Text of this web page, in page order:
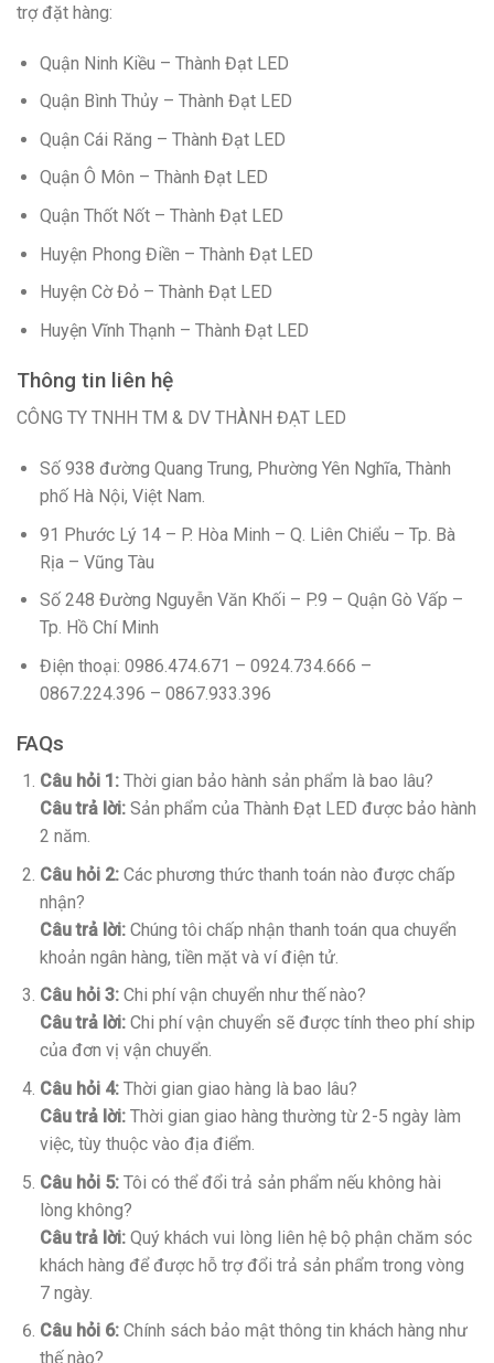
trợ đặt hàng:
Quận Ninh Kiều – Thành Đạt LED
Quận Bình Thủy – Thành Đạt LED
Quận Cái Răng – Thành Đạt LED
Quận Ô Môn – Thành Đạt LED
Quận Thốt Nốt – Thành Đạt LED
Huyện Phong Điền – Thành Đạt LED
Huyện Cờ Đỏ – Thành Đạt LED
Huyện Vĩnh Thạnh – Thành Đạt LED
Thông tin liên hệ
CÔNG TY TNHH TM & DV THÀNH ĐẠT LED
Số 938 đường Quang Trung, Phường Yên Nghĩa, Thành
phố Hà Nội, Việt Nam.
91 Phước Lý 14 – P. Hòa Minh – Q. Liên Chiểu – Tp. Bà
Rịa – Vũng Tàu
Số 248 Đường Nguyễn Văn Khối – P.9 – Quận Gò Vấp –
Tp. Hồ Chí Minh
Điện thoại: 0986.474.671 – 0924.734.666 –
0867.224.396 – 0867.933.396
FAQs
Câu hỏi 1:Thời gian bảo hành sản phẩm là bao lâu?
Câu trả lời:Sản phẩm của Thành Đạt LED được bảo hành
2 năm.
Câu hỏi 2:Các phương thức thanh toán nào được chấp
nhận?
Câu trả lời:Chúng tôi chấp nhận thanh toán qua chuyển
khoản ngân hàng, tiền mặt và ví điện tử.
Câu hỏi 3:Chi phí vận chuyển như thế nào?
Câu trả lời:Chi phí vận chuyển sẽ được tính theo phí ship
của đơn vị vận chuyển.
Câu hỏi 4:Thời gian giao hàng là bao lâu?
Câu trả lời:Thời gian giao hàng thường từ 2-5 ngày làm
việc, tùy thuộc vào địa điểm.
Câu hỏi 5:Tôi có thể đổi trả sản phẩm nếu không hài
lòng không?
Câu trả lời:Quý khách vui lòng liên hệ bộ phận chăm sóc
khách hàng để được hỗ trợ đổi trả sản phẩm trong vòng
7 ngày.
Câu hỏi 6:Chính sách bảo mật thông tin khách hàng như
thế nào?